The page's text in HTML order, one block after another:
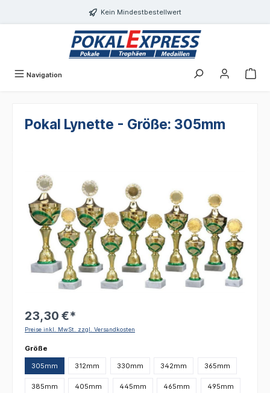
Kein Mindestbestellwert
Navigation
Pokal Lynette - Größe: 305mm
23,30 €*
Preise inkl. MwSt. zzgl. Versandkosten
Größe
305mm 312mm 330mm 342mm 365mm
385mm 405mm 445mm 465mm 495mm